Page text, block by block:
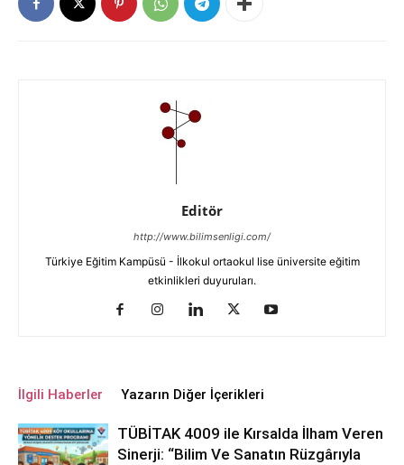
Editör
http://www.bilimsenligi.com/
Türkiye Eğitim Kampüsü - İlkokul ortaokul lise üniversite eğitim
etkinlikleri duyuruları.
İlgili Haberler Yazarın Diğer İçerikleri
TÜBİTAK 4009 ile Kırsalda İlham Veren
Sinerji: “Bilim Ve Sanatın Rüzgârıyla